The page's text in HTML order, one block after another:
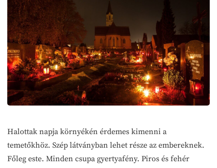
Halottak napja környékén érdemes kimenni a
temetőkhöz. Szép látványban lehet része az embereknek.
Főleg este. Minden csupa gyertyafény. Piros és fehér